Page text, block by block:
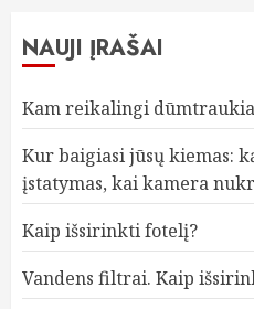
NAUJI ĮRAŠAI
Kam reikalingi
Kur baigiasi jūsų kiemas:
įstatymas, kai kamera
Kaip išsirinkti fotelį?
Vandens filtrai. Kaip